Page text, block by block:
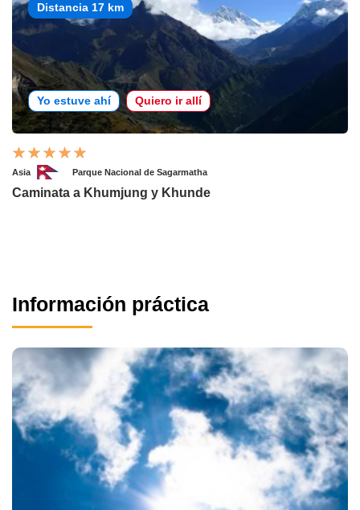
Distancia 17 km
Yo estuve ahí Quiero ir allí
Asia Parque Nacional de Sagarmatha
Caminata a Khumjung y Khunde
Información práctica